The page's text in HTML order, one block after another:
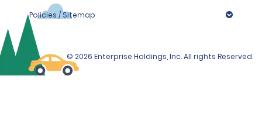
Policies / Sitemap
© 2026 Enterprise Holdings, Inc. All rights Reserved.